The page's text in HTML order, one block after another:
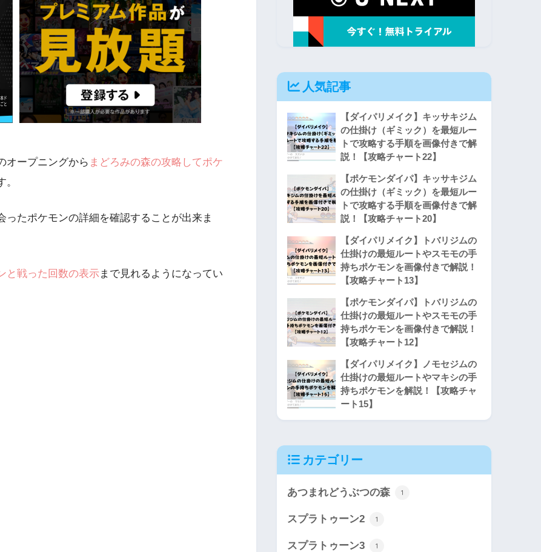
オープニングから まどろみの森の攻略してポケ
たポケモンの詳細を確認することが出来ま
と戦った回数の表示まで見れるようになってい
人気記事
【ダイパリメイク】キッサキジム
の仕掛け（ギミック）を最短ルー
トで攻略する手順を画像付きで解
説！【攻略チャート22】
【ポケモンダイパ】キッサキジム
の仕掛け（ギミック）を最短ルー
トで攻略する手順を画像付きで解
説！【攻略チャート20】
【ダイパリメイク】トバリジムの
仕掛けの最短ルートやスモモの手
持ちポケモンを画像付きで解説！
【攻略チャート13】
【ポケモンダイパ】トバリジムの
仕掛けの最短ルートやスモモの手
持ちポケモンを画像付きで解説！
【攻略チャート12】
【ダイパリメイク】ノモセジムの
仕掛けの最短ルートやマキシの手
持ちポケモンを解説！【攻略チャ
ート15】
カテゴリー
あつまれどうぶつの森 1
スプラトゥーン2 1
スプラトゥーン3 1